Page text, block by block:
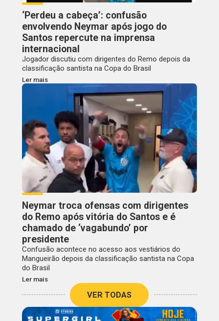
‘Perdeu a cabeça’: confusão
envolvendo Neymar após jogo do
Santos repercute na imprensa
internacional
Jogador discutiu com dirigentes do Remo depois da
classificação santista na Copa do Brasil
Ler mais
Neymar troca ofensas com dirigentes
do Remo após vitória do Santos e é
chamado de ‘vagabundo’ por
presidente
Confusão acontece no acesso aos vestiários do
Mangueirão depois da classificação santista na Copa
do Brasil
Ler mais
VER TODAS